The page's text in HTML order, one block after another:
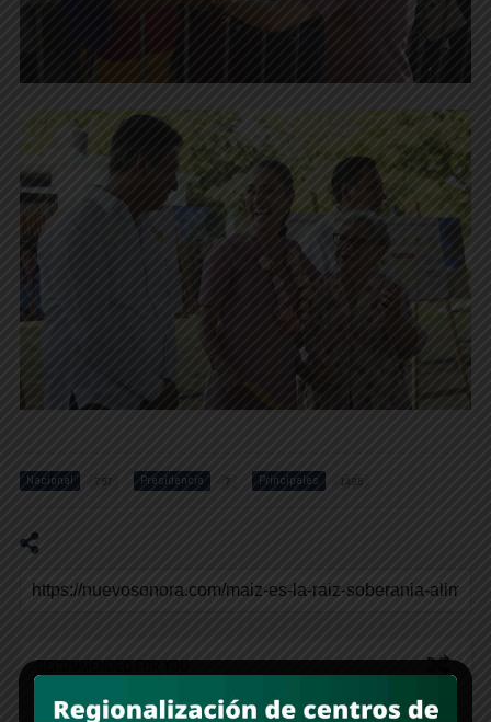
Nacional 797 Presidencia 7 Principales 1485
RECOMMENDED FOR YOU